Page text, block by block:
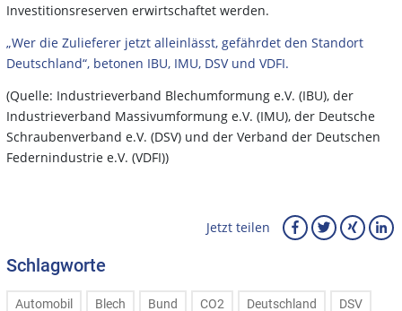
Investitionsreserven erwirtschaftet werden.
„Wer die Zulieferer jetzt alleinlässt, gefährdet den Standort
Deutschland“, betonen IBU, IMU, DSV und VDFI.
(Quelle: Industrieverband Blechumformung e.V. (IBU), der
Industrieverband Massivumformung e.V. (IMU), der Deutsche
Schraubenverband e.V. (DSV) und der Verband der Deutschen
Federnindustrie e.V. (VDFI))
Jetzt teilen
Schlagworte
Automobil Blech Bund CO2 Deutschland DSV